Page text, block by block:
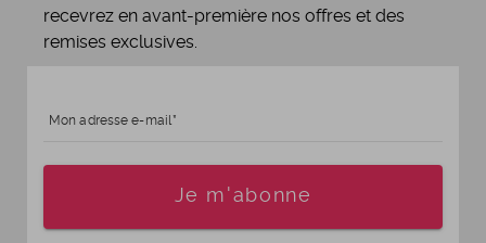
recevrez en avant-première nos offres et des
remises exclusives.
Mon adresse e-mail
Je m'abonne